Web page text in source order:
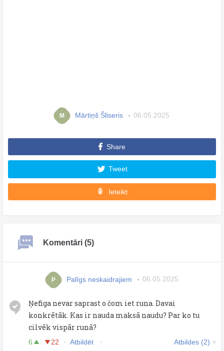
M Mārtiņš Šliseris 06.05.2025
Share
Tweet
Ieteikt
Komentāri (5)
P Palīgs neskaidrajiem 06.05.2025
Ņefiga nevar saprast o čom iet runa. Davai
konkrētāk. Kas ir nauda maksā naudu? Par ko tu
cilvēk vispār runā?
6 22 Atbildēt Atbildes (2)